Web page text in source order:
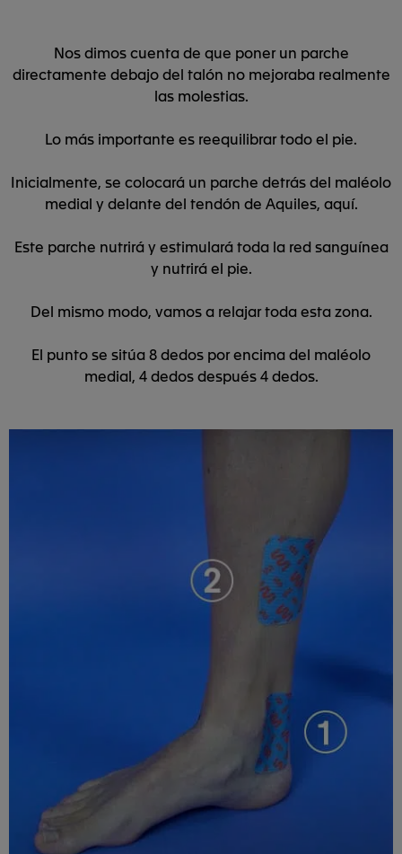
Nos dimos cuenta de que poner un parche
directamente debajo del talón no mejoraba realmente
las molestias.
Lo más importante es reequilibrar todo el pie.
Inicialmente, se colocará un parche detrás del maléolo
medial y delante del tendón de Aquiles, aquí.
Este parche nutrirá y estimulará toda la red sanguínea
y nutrirá el pie.
Del mismo modo, vamos a relajar toda esta zona.
El punto se sitúa 8 dedos por encima del maléolo
medial, 4 dedos después 4 dedos.